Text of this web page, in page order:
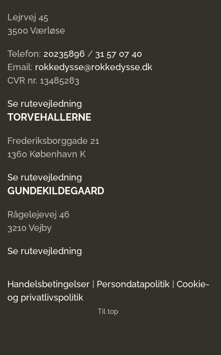
Lejrvej 45
3500 Værløse
Telefon: 20235896 / 31 57 07 40
Email: rokkedysse@rokkedysse.dk
CVR nr. 13485283
Se rutevejledning
TORVEHALLERNE
Frederiksborggade 21
1360 København K
Se rutevejledning
GUNDEKILDEGAARD
Rågelejevej 46
3210 Vejby
Se rutevejledning
Handelsbetingelser Persondatapolitik
Cookie-
og privatlivspolitik
Til top